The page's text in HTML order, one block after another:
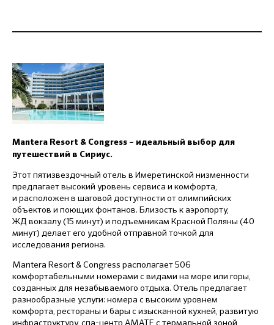
Mantera Resort & Congress – идеальный выбор для
путешествий в Сириус.
Этот пятизвездочный отель в Имеретинской низменности
предлагает высокий уровень сервиса и комфорта,
и расположен в шаговой доступности от олимпийских
объектов и поющих фонтанов. Близость к аэропорту,
ЖД вокзалу (15 минут) и подъемникам Красной Поляны (40
минут) делает его удобной отправной точкой для
исследования региона.
Mantera Resort & Congress располагает 506
комфортабельными номерами с видами на море или горы,
созданных для незабываемого отдыха. Отель предлагает
разнообразные услуги: номера с высоким уровнем
комфорта, рестораны и бары с изысканной кухней, развитую
инфраструктуру, спа-центр AMATE с термальной зоной